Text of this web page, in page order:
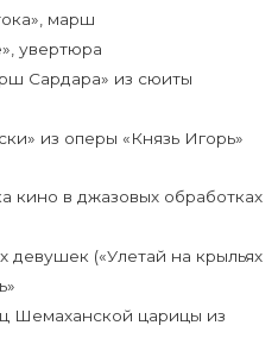
марш
увертюра
Сардара» из сюиты
из оперы «Князь Игорь»
кино в джазовых обработках
девушек («Улетай на крыльях
Шемаханской царицы из